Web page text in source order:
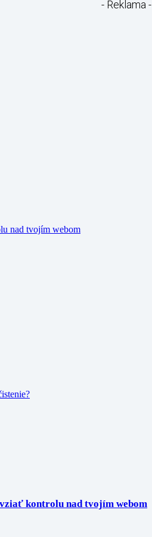
- Reklama -
nad tvojím webom
kontrolu nad tvojím webom